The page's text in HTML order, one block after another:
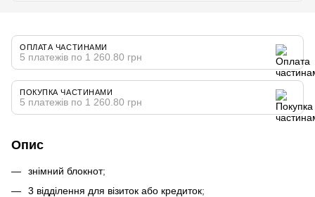
ОПЛАТА ЧАСТИНАМИ
5 платежів по 1 260.80 грн
ПОКУПКА ЧАСТИНАМИ
5 платежів по 1 260.80 грн
Опис
знімний блокнот;
3 відділення для візиток або кредиток;